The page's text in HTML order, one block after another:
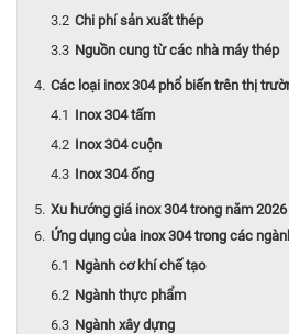
Chi phí sản xuất thép
Nguồn cung từ các nhà máy thép
Các loại inox 304 phổ biến trên thị
Inox 304 tấm
Inox 304 cuộn
Inox 304 ống
Xu hướng giá inox 304 trong năm 2026
Ứng dụng của inox 304 trong các
Ngành cơ khí chế tạo
Ngành thực phẩm
Ngành xây dựng